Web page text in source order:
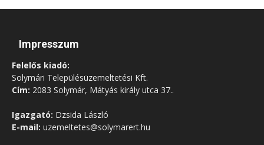
Impresszum
Felelős kiadó:
Solymári Településüzemeltetési Kft.
Cím: 2083 Solymár, Mátyás király utca 37..
Igazgató: Dzsida László
E-mail: uzemeltetes@solymarert.hu